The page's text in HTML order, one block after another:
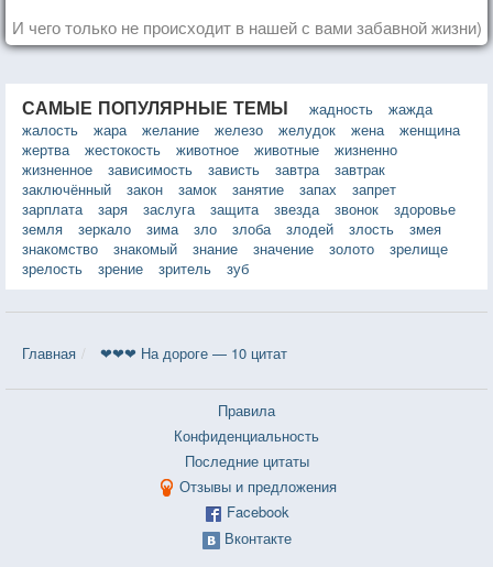
И чего только не происходит в нашей с вами забавной жизни)
САМЫЕ ПОПУЛЯРНЫЕ ТЕМЫ жадность
жажда
жалость
жара желание железо желудок жена
женщина
жертва
жестокость животное животные
жизненно
жизненное
зависимость зависть завтра
завтрак
заключённый
закон замок занятие запах
запрет
зарплата
заря заслуга защита звезда звонок
здоровье
земля
зеркало зима зло злоба злодей злость
змея
знакомство
знакомый знание значение золото
зрелище
зрелость
зрение зритель зуб
Главная ❤❤❤ На дороге — 10 цитат
Правила
Конфиденциальность
Последние цитаты
Отзывы и предложения
Facebook
Вконтакте